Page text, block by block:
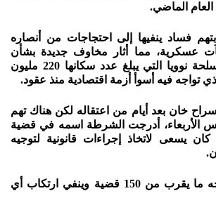
الماضي.
فساد ينفيها إلى احتجاجات من أنصاره
عسكرية، مما أثار مخاوف جديدة بشأن
استقرار الدولة المسلحة نوويا التي يبلغ عدد سكانها 220 مليون
تواجه فيه أسوأ أزمة اقتصادية منذ عقود.
خان بعد أيام من اعتقاله لكن هناك تهم
الأربعاء، أدرجت الشرطة اسمه في قضية
يسعى لاتخاذ إجراءات قانونية لتوجيه
ويقول خان إنه يواجه ما يقرب من 150 قضية وينفي ارتكاب أي